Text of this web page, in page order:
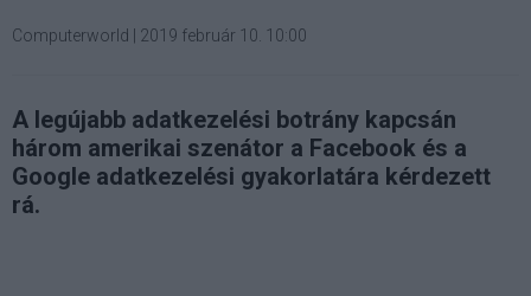
Computerworld 2019 február 10. 10:00
A legújabb adatkezelési botrány kapcsán
három amerikai szenátor a Facebook és a
Google adatkezelési gyakorlatára kérdezett
rá.